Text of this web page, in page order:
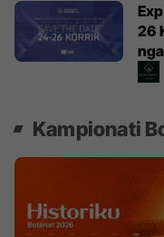
26
Kampionati